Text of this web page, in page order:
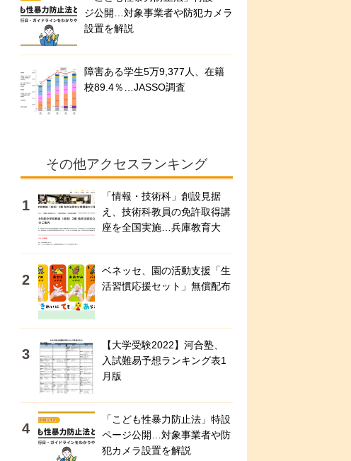
ジ公開…対象事業者や防犯カメラ
設置を解説
障害ある学生5万9,377人、在籍
校89.4％…JASSO調査
その他アクセスランキング
「情報・技術科」創設見据
え、技術科教員の免許取得講
座を全国実施…兵庫教育大
ベネッセ、園の活動支援「生
活習慣応援セット」無償配布
【大学受験2022】河合塾、
入試難易予想ランキング表1
月版
「こども性暴力防止法」特設
ページ公開…対象事業者や防
犯カメラ設置を解説